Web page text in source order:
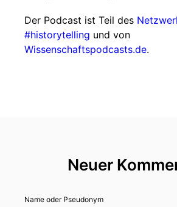
Der Podcast ist Teil des
#historytelling und von
Wissenschaftspodcasts.de.
Neuer
Name oder Pseudonym